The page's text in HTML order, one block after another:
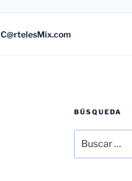
C@rtelesMix.com
BÚSQUEDA
por: